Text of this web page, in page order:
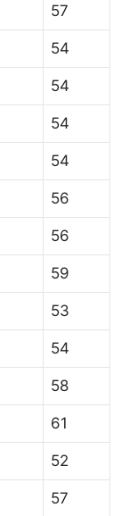
57
54
54
54
54
56
56
59
53
54
58
61
52
57